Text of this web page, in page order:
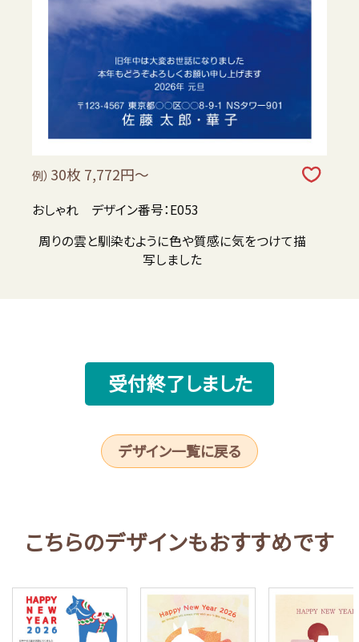
例） 30枚 7,772円～
おしゃれ デザイン番号：E053
周りの雲と馴染むように色や質感に気をつけて描
写しました
受付終了しました
デザイン一覧に戻る
こちらのデザインもおすすめです